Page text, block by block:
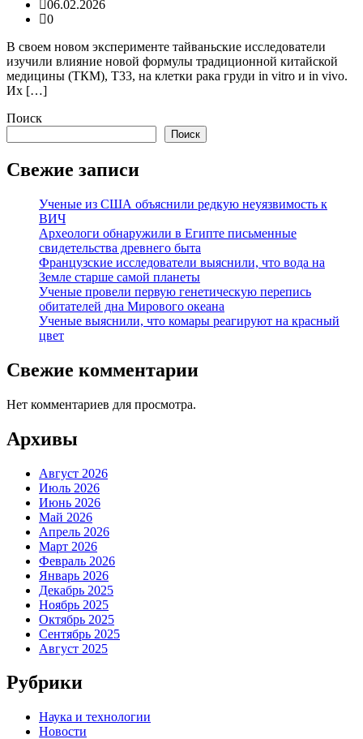
06.02.2026
0
В своем новом эксперименте тайваньские исследователи
изучили влияние новой формулы традиционной китайской
медицины (ТКМ), Т33, на клетки рака груди in vitro и in vivo.
Их […]
Поиск
Поиск
Свежие записи
Ученые из США объяснили редкую неуязвимость к
ВИЧ
Археологи обнаружили в Египте письменные
свидетельства древнего быта
Французские исследователи выяснили, что вода на
Земле старше самой планеты
Ученые провели первую генетическую перепись
обитателей дна Мирового океана
Ученые выяснили, что комары реагируют на красный
цвет
Свежие комментарии
Нет комментариев для просмотра.
Архивы
Август 2026
Июль 2026
Июнь 2026
Май 2026
Апрель 2026
Март 2026
Февраль 2026
Январь 2026
Декабрь 2025
Ноябрь 2025
Октябрь 2025
Сентябрь 2025
Август 2025
Рубрики
Наука и технологии
Новости